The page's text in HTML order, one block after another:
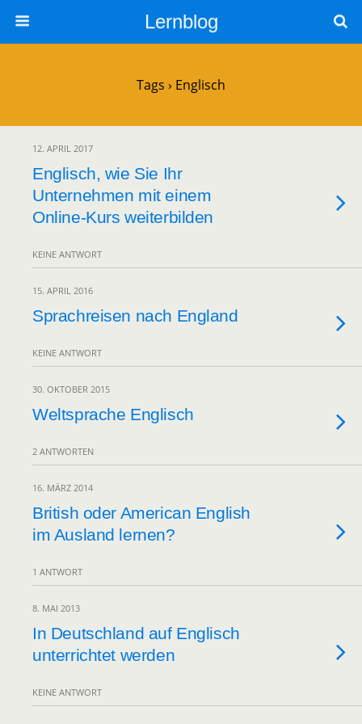
Lernblog
Tags › Englisch
12. APRIL 2017
Englisch, wie Sie Ihr
Unternehmen mit einem
Online-Kurs weiterbilden
KEINE ANTWORT
15. APRIL 2016
Sprachreisen nach England
KEINE ANTWORT
30. OKTOBER 2015
Weltsprache Englisch
2 ANTWORTEN
16. MÄRZ 2014
British oder American English
im Ausland lernen?
1 ANTWORT
8. MAI 2013
In Deutschland auf Englisch
unterrichtet werden
KEINE ANTWORT